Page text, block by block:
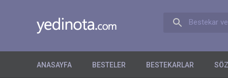
Bestekar
ANASAYFA BESTELER BESTEKARLAR